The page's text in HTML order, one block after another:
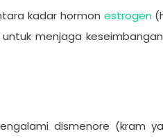
kadar hormon estrogen
menjaga keseimbangan
dismenore (kram